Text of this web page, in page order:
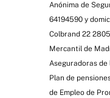
Anónima de
64194590 y
Colbrand 22
Mercantil de
Aseguradoras de
Plan de
de Empleo de